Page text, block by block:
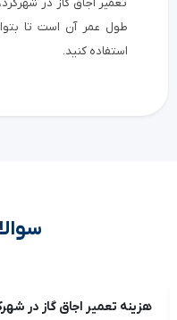
تعمیر اجاق گاز در
طول عمر آن است تا
استفاده کنید.
هزینه تعمیر اجاق گاز در